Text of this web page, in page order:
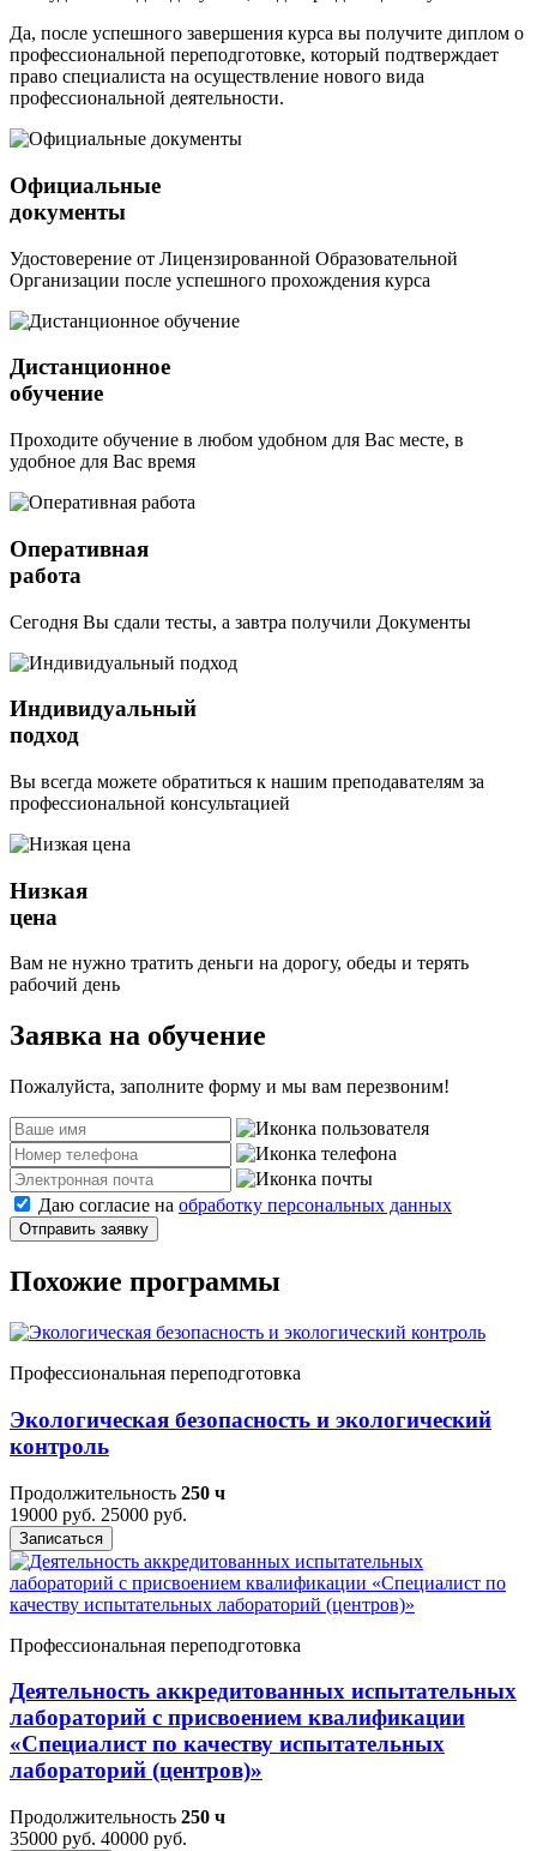
Да, после успешного завершения курса вы получите диплом о
профессиональной переподготовке, который подтверждает
право специалиста на осуществление нового вида
профессиональной деятельности.
Официальные
документы
Удостоверение от Лицензированной Образовательной
Организации после успешного прохождения курса
Дистанционное
обучение
Проходите обучение в любом удобном для Вас месте, в
удобное для Вас время
Оперативная
работа
Сегодня Вы сдали тесты, а завтра получили Документы
Индивидуальный
подход
Вы всегда можете обратиться к нашим преподавателям за
профессиональной консультацией
Низкая
цена
Вам не нужно тратить деньги на дорогу, обеды и терять
рабочий день
Заявка на обучение
Пожалуйста, заполните форму и мы вам перезвоним!
Даю согласие на обработку персональных данных
Отправить заявку
Похожие программы
Профессиональная переподготовка
Экологическая безопасность и экологический
контроль
Продолжительность 250 ч
19000 руб. 25000 руб.
Записаться
Профессиональная переподготовка
Деятельность аккредитованных испытательных
лабораторий с присвоением квалификации
«Специалист по качеству испытательных
лабораторий (центров)»
Продолжительность 250 ч
35000 руб. 40000 руб.